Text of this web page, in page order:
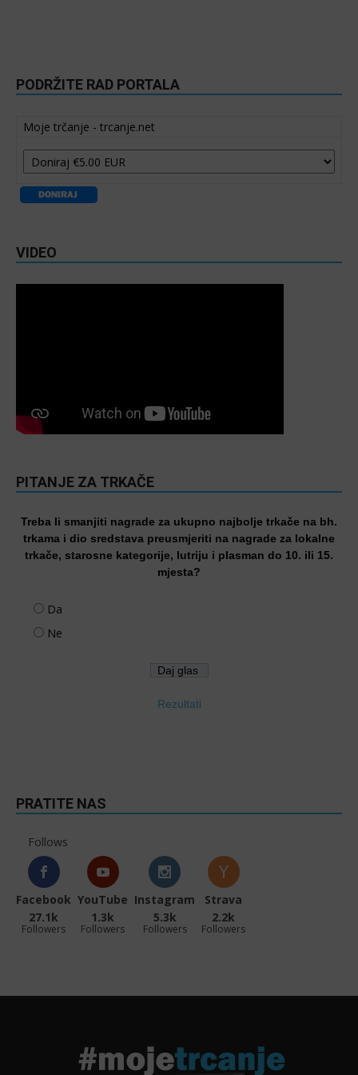
PODRŽITE RAD PORTALA
Moje trčanje - trcanje.net
VIDEO
PITANJE ZA TRKAČE
Treba li smanjiti nagrade za ukupno najbolje trkače na bh.
trkama i dio sredstava preusmjeriti na nagrade za lokalne
trkače, starosne kategorije, lutriju i plasman do 10. ili 15.
mjesta?
Da
Ne
Rezultati
PRATITE NAS
Follows
Facebook
27.1k
Followers
YouTube
1.3k
Followers
Instagram
5.3k
Followers
Strava
2.2k
Followers